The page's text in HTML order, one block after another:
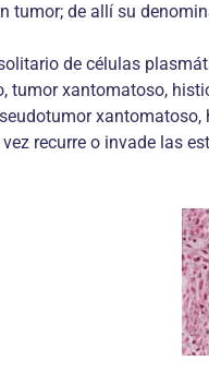
tumor; de allí su
de células
tumor xantomatoso,
recurre o invade las